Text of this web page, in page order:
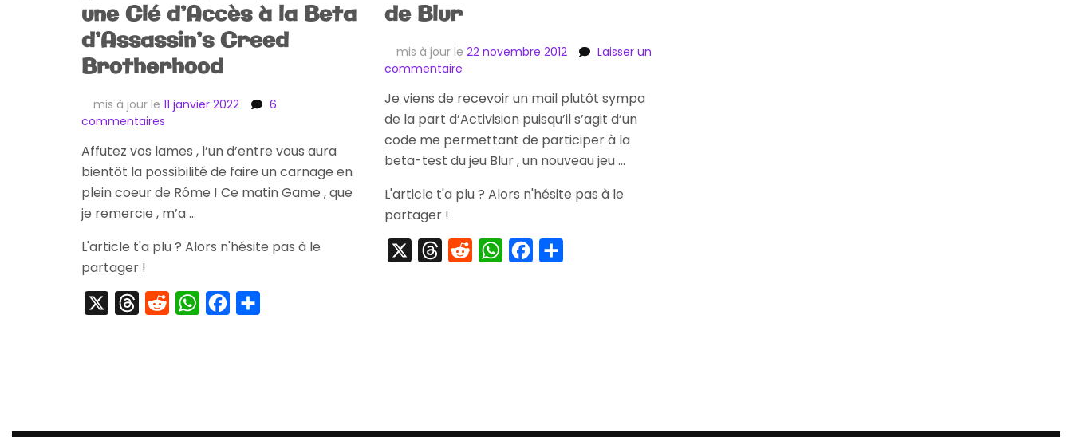
une Clé d’Accès à la Beta
d’Assassin’s Creed
Brotherhood
mis à jour le 11 janvier 2022
6
commentaires
Remportez
une
Clé
à
Beta
Creed
Brotherhood
Affutez vos lames , l’un d’entre vous aura
bientôt la possibilité de faire un carnage en
plein coeur de Rôme ! Ce matin Game , que
je remercie , m’a …
L'article t'a plu ? Alors n'hésite pas à le
partager !
ThreadsRedditWhatsAppFacebook
de Blur
mis à jour le 22 novembre 2012
Laisser un
commentairesur
à
La
Beta
Test
de
Blur
Je viens de recevoir un mail plutôt sympa
de la part d’Activision puisqu’il s’agit d’un
code me permettant de participer à la
beta-test du jeu Blur , un nouveau jeu …
L'article t'a plu ? Alors n'hésite pas à le
partager !
ThreadsRedditWhatsAppFacebook